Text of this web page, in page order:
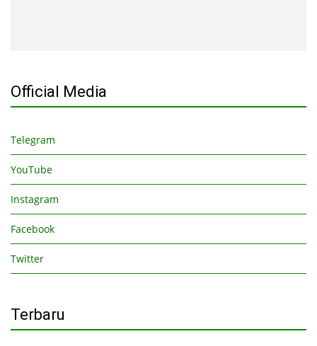
Official Media
Telegram
YouTube
Instagram
Facebook
Twitter
Terbaru